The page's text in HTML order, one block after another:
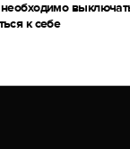
к себе